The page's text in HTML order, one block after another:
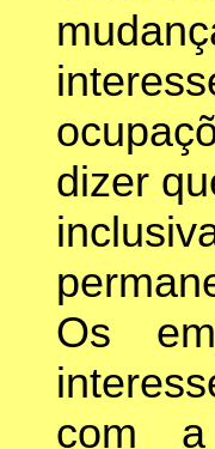
dizer
Os
com